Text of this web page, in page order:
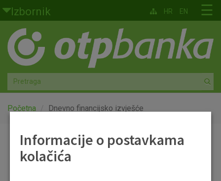
Skoči na glavni sadržaj
Izbornik
Građani
Privatno bankarstvo
Agro
Mala poduzeća i obrtnici
Globalna tržišta
☰
HR EN
Početna Dnevno financijsko izvješće
Dnevno financijsko
Informacije o postavkama
kolačića